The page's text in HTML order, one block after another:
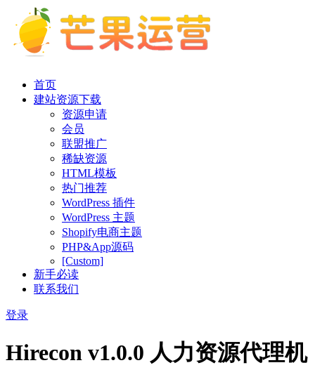
首页
建站资源下载
资源申请
会员
联盟推广
稀缺资源
HTML模板
热门推荐
WordPress 插件
WordPress 主题
Shopify电商主题
PHP&App源码
[Custom]
新手必读
联系我们
登录
Hirecon v1.0.0 人力资源代理机